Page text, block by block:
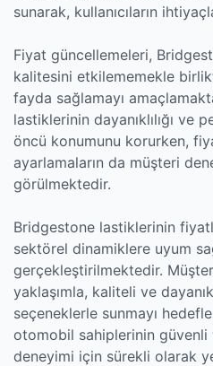
sunarak, kullanıcıların
Fiyat güncellemeleri,
kalitesini etkilememekle
fayda sağlamayı
lastiklerinin dayanıklılığı ve
öncü konumunu korurken,
ayarlamaların da müşteri
görülmektedir.
Bridgestone lastiklerinin
sektörel dinamiklere uyum
gerçekleştirilmektedir.
yaklaşımla, kaliteli ve
seçeneklerle sunmayı
otomobil sahiplerinin
deneyimi için sürekli olarak